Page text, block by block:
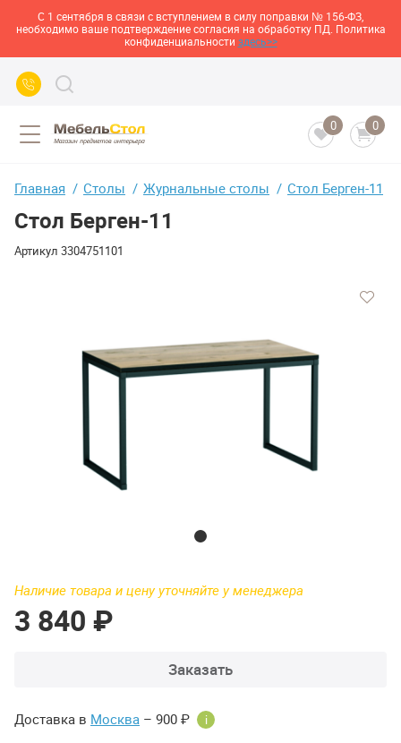
С 1 сентября в связи с вступлением в силу поправки № 156-ФЗ,
необходимо ваше подтверждение согласия на обработку ПД. Политика
конфиденциальности здесь>>
0 0
Главная Столы Журнальные столы Стол Берген-11
Стол Берген-11
Артикул 3304751101
Наличие товара и цену уточняйте у менеджера
3 840 ₽
Заказать
Доставка в Москва – 900 ₽ i